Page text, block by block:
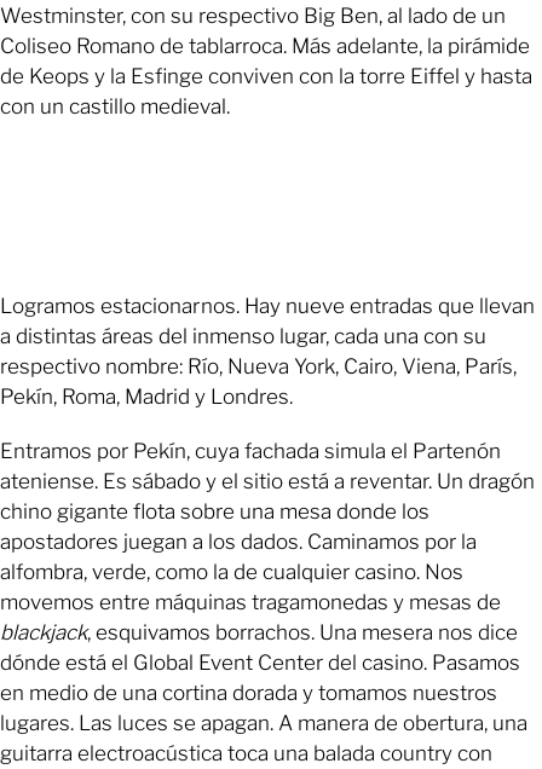
Westminster, con su respectivo Big Ben, al lado de un
Coliseo Romano de tablarroca. Más adelante, la pirámide
de Keops y la Esfinge conviven con la torre Eiffel y hasta
con un castillo medieval.
Logramos estacionar nos. Hay nueve entradas que llevan
a distintas áreas del inmenso lugar, cada una con su
respectivo nombre: Río, Nueva York, Cairo, Viena, París,
Pekín, Roma, Madrid y Londres.
Entramos por Pekín, cuya fachada simula el Partenón
ateniense. Es sábado y el sitio está a reventar. Un dragón
chino gigante flota sobre una mesa donde los
apostadores juegan a los dados. Caminamos por la
alfombra, verde, como la de cualquier casino. Nos
movemos entre máquinas tragamonedas y mesas de
blackjack, esquivamos borrachos. Una mesera nos dice
dónde está el Global Event Center del casino. Pasamos
en medio de una cortina dorada y tomamos nuestros
lugares. Las luces se apagan. A manera de obertura, una
guitarra electroacústica toca una balada country con